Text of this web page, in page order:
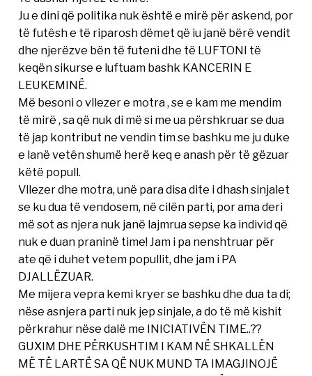
Ju e dini që politika nuk është e mirë për askend, por
të futêsh e të riparosh dëmet që iu janë bërê vendit
dhe njerëzve bën të futeni dhe të LUFTONI të
keqën sikurse e luftuam bashk KANCERIN E
LEUKEMINË.
Më besoni o vllezer e motra , se e kam me mendim
të mirë , sa që nuk di më si me ua përshkruar se dua
të jap kontribut ne vendin tim se bashku me ju duke
e lanë vetên shumë herë keq e anash për të gëzuar
këtë popull.
Vllezer dhe motra, unë para disa dite i dhash sinjalet
se ku dua të vendosem, në cilën parti, por ama deri
më sot as njera nuk janë lajmrua sepse ka individ që
nuk e duan praninë time! Jam i pa nenshtruar për
ate që i duhet vetem popullit, dhe jam i PA
DJALLËZUAR.
Me mijera vepra kemi kryer se bashku dhe dua ta di;
nëse asnjera parti nuk jep sinjale, a do të më kishit
përkrahur nëse dalë me INICIATIVËN TIME..??
GUXIM DHE PËRKUSHTIM I KAM NË SHKALLËN
MË TË LARTË SA QË NUK MUND TA IMAGJINOJË